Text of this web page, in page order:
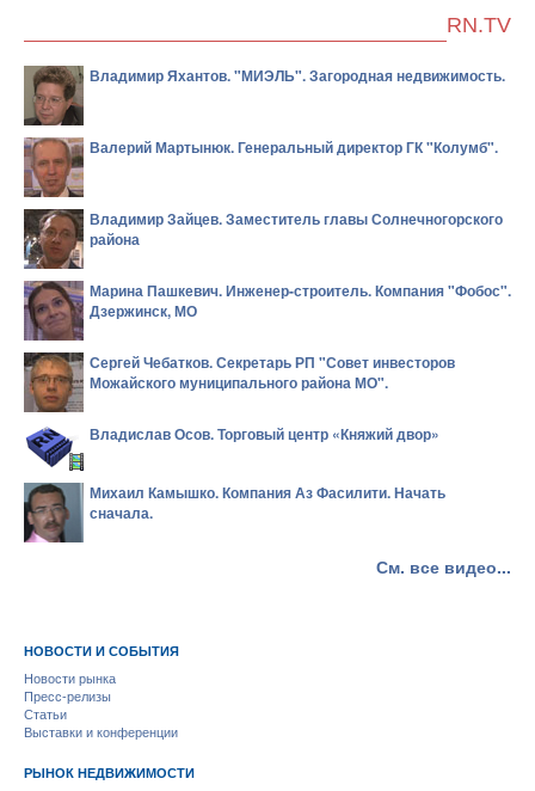
RN.TV
Владимир Яхантов. "МИЭЛЬ". Загородная недвижимость.
Валерий Мартынюк. Генеральный директор ГК "Колумб".
Владимир Зайцев. Заместитель главы Солнечногорского
района
Марина Пашкевич. Инженер-строитель. Компания "Фобос".
Дзержинск, МО
Сергей Чебатков. Секретарь РП "Совет инвесторов
Можайского муниципального района МО".
Владислав Осов. Торговый центр «Княжий двор»
Михаил Камышко. Компания Аз Фасилити. Начать
сначала.
См. все видео...
НОВОСТИ И СОБЫТИЯ
Новости рынка
Пресс-релизы
Статьи
Выставки и конференции
РЫНОК НЕДВИЖИМОСТИ